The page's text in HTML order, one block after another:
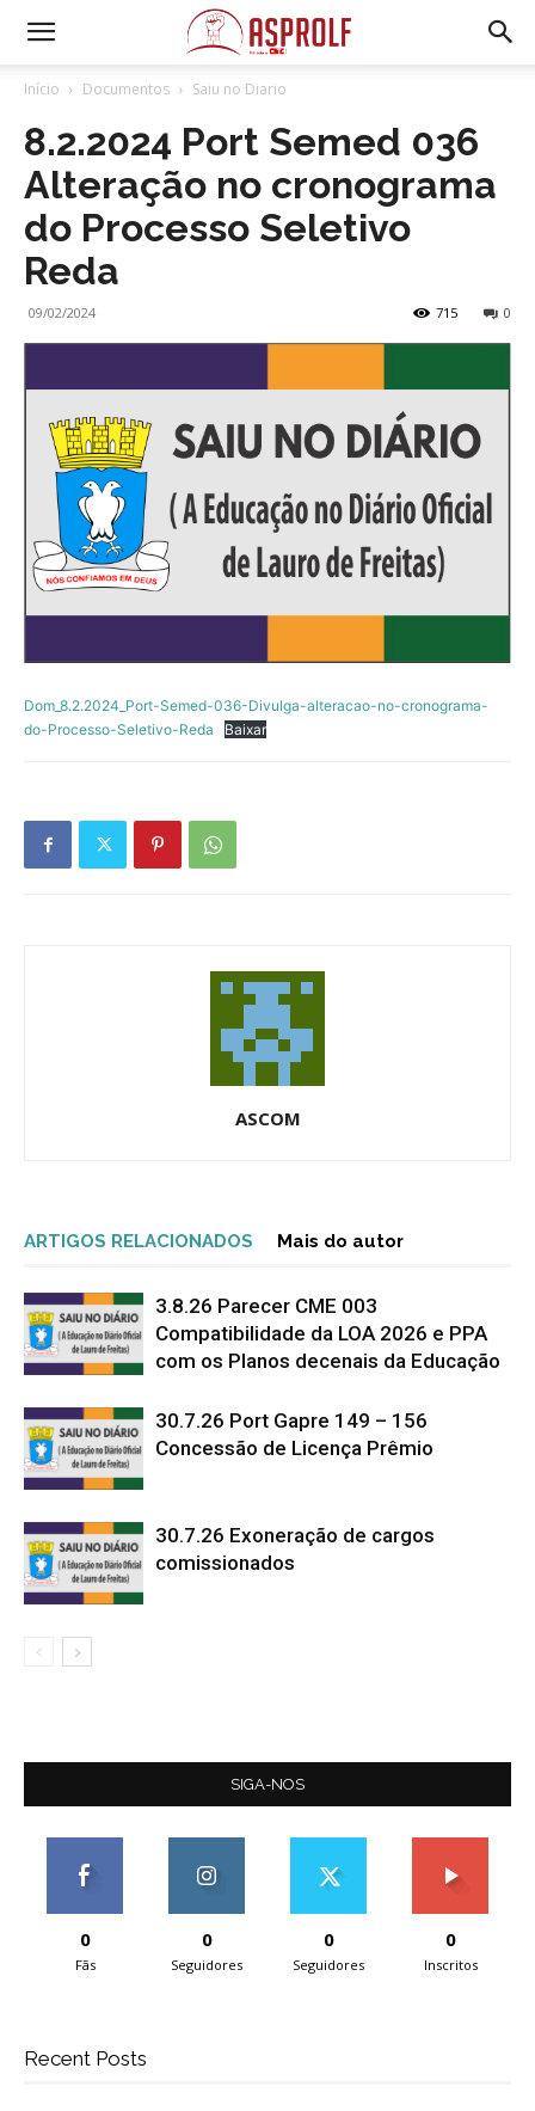
Início Documentos Saiu no Diario
8.2.2024 Port Semed 036
Alteração no cronograma
do Processo Seletivo
Reda
09/02/2024 0
715
Dom_8.2.2024_Port-Semed-036-Divulga-alteracao-no-cronograma-
do-Processo-Seletivo-Reda
Baixar
ASCOM
ARTIGOS RELACIONADOS Mais do autor
3.8.26 Parecer CME 003
Compatibilidade da LOA 2026 e PPA
com os Planos decenais da Educação
30.7.26 Port Gapre 149 – 156
Concessão de Licença Prêmio
30.7.26 Exoneração de cargos
comissionados
SIGA-NOS
0
Fãs
0
Seguidores
0
Seguidores
0
Inscritos
Recent Posts